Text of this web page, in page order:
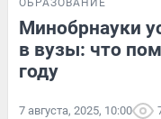
Минобрнауки
в вузы: что
году
7 августа, 2025, 10:00